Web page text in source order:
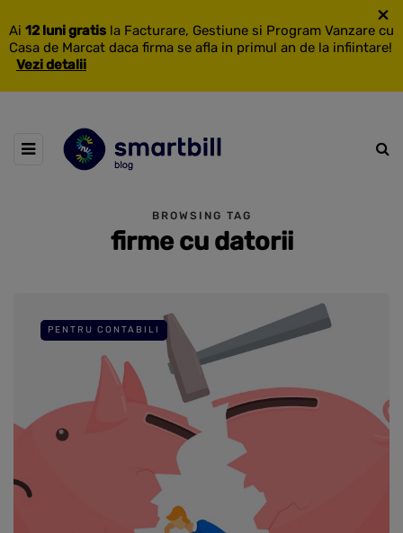
Ai 12 luni gratis la Facturare, Gestiune si Program Vanzare cu
Casa de Marcat daca firma se afla in primul an de la infiintare!
Vezi detalii
×
BROWSING TAG
firme cu datorii
PENTRU CONTABILI